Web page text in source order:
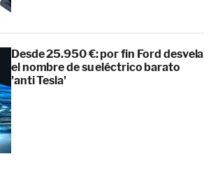
Desde 25.950 €: por fin Ford desvela
el nombre de su eléctrico barato
'anti Tesla'